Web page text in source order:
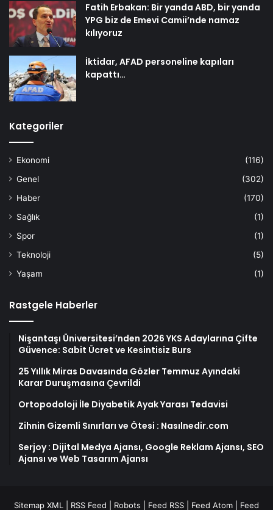
Fatih Erbakan: Bir yanda ABD, bir yanda
YPG biz de Emevi Camii’nde namaz
kılıyoruz
İktidar, AFAD personeline kapıları
kapattı…
Kategoriler
Ekonomi
(116)
Genel
(302)
Haber
(170)
Sağlık
(1)
Spor
(1)
Teknoloji
(5)
Yaşam
(1)
Rastgele Haberler
Nişantaşı Üniversitesi’nden 2026 YKS Adaylarına Çifte
Güvence: Sabit Ücret ve Kesintisiz Burs
25 Yıllık Miras Davasında Gözler Temmuz Ayındaki
Karar Duruşmasına Çevrildi
Ortopodoloji İle Diyabetik Ayak Yarası Tedavisi
Zihnin Gizemli Sınırları ve Ötesi : Nasılnedir.com
Serjoy : Dijital Medya Ajansı, Google Reklam Ajansı, SEO
Ajansı ve Web Tasarım Ajansı
Sitemap XML RSS Feed Robots Feed RSS Feed Atom Feed